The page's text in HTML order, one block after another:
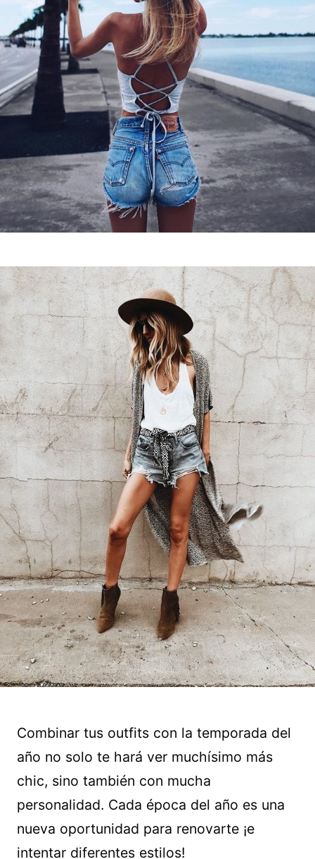
Combinar tus outfits con la temporada del
año no solo te hará ver muchísimo más
chic, sino también con mucha
personalidad. Cada época del año es una
nueva oportunidad para renovarte ¡e
intentar diferentes estilos!